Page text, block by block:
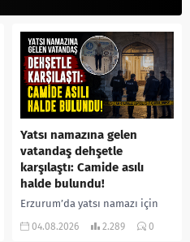
Yatsı namazına gelen
vatandaş dehşetle
karşılaştı: Camide asılı
halde bulundu!
Erzurum’da yatsı namazı için
camiye gelen bir vatandaş,
04.08.2026 2.289 0